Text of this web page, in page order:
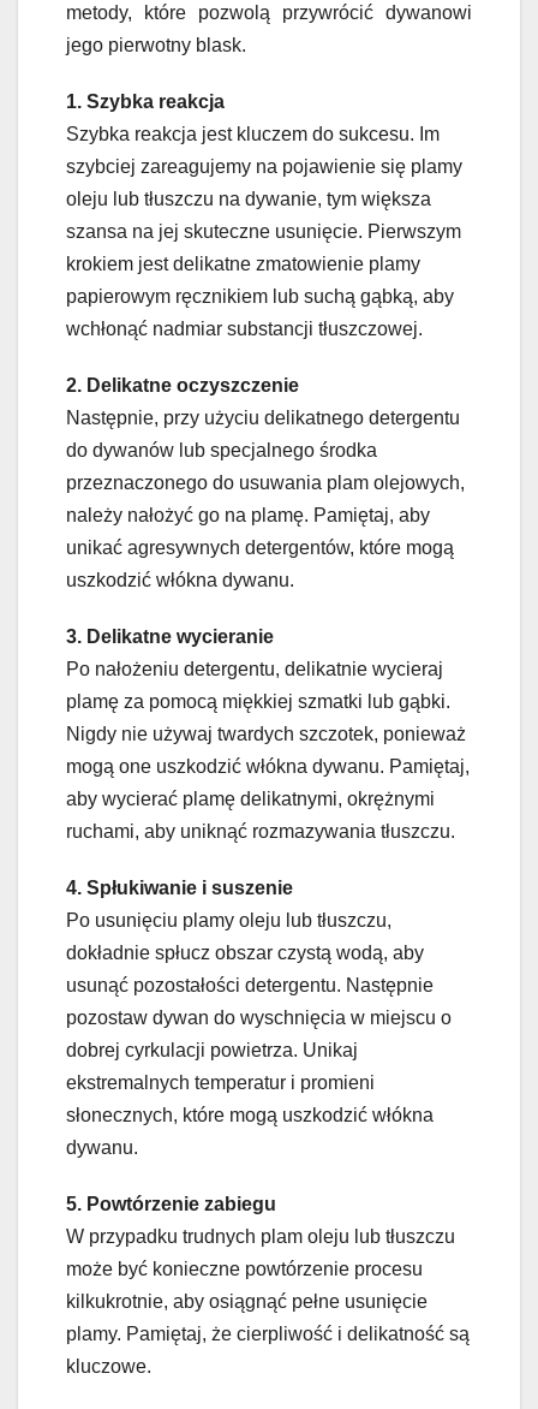
metody, które pozwolą przywrócić dywanowi
jego pierwotny blask.
1. Szybka reakcja
Szybka reakcja jest kluczem do sukcesu. Im
szybciej zareagujemy na pojawienie się plamy
oleju lub tłuszczu na dywanie, tym większa
szansa na jej skuteczne usunięcie. Pierwszym
krokiem jest delikatne zmatowienie plamy
papierowym ręcznikiem lub suchą gąbką, aby
wchłonąć nadmiar substancji tłuszczowej.
2. Delikatne oczyszczenie
Następnie, przy użyciu delikatnego detergentu
do dywanów lub specjalnego środka
przeznaczonego do usuwania plam olejowych,
należy nałożyć go na plamę. Pamiętaj, aby
unikać agresywnych detergentów, które mogą
uszkodzić włókna dywanu.
3. Delikatne wycieranie
Po nałożeniu detergentu, delikatnie wycieraj
plamę za pomocą miękkiej szmatki lub gąbki.
Nigdy nie używaj twardych szczotek, ponieważ
mogą one uszkodzić włókna dywanu. Pamiętaj,
aby wycierać plamę delikatnymi, okrężnymi
ruchami, aby uniknąć rozmazywania tłuszczu.
4. Spłukiwanie i suszenie
Po usunięciu plamy oleju lub tłuszczu,
dokładnie spłucz obszar czystą wodą, aby
usunąć pozostałości detergentu. Następnie
pozostaw dywan do wyschnięcia w miejscu o
dobrej cyrkulacji powietrza. Unikaj
ekstremalnych temperatur i promieni
słonecznych, które mogą uszkodzić włókna
dywanu.
5. Powtórzenie zabiegu
W przypadku trudnych plam oleju lub tłuszczu
może być konieczne powtórzenie procesu
kilkukrotnie, aby osiągnąć pełne usunięcie
plamy. Pamiętaj, że cierpliwość i delikatność są
kluczowe.